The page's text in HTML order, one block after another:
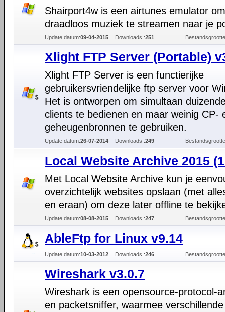
Shairport4w is een airtunes emulator om
draadloos muziek te streamen naar je
Update datum:09-04-2015 Downloads :251
Xlight FTP Server (Portable)
Xlight FTP Server is een functierijke
gebruikersvriendelijke ftp server voor
Het is ontworpen om simultaan
clients te bedienen en maar weinig CP-
geheugenbronnen te gebruiken.
Update datum:26-07-2014 Downloads :249
Local Website Archive 2015
Met Local Website Archive kun je
overzichtelijk websites opslaan (met
en eraan) om deze later offline te
Update datum:08-08-2015 Downloads :247
AbleFtp for Linux v9.14
Update datum:10-03-2012 Downloads :246
Wireshark v3.0.7
Wireshark is een opensource-protocol-
en packetsniffer, waarmee verschillende